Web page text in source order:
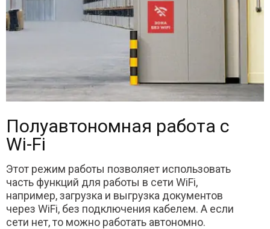
Полуавтономная работа с
Wi-Fi
Этот режим работы позволяет использовать
часть функций для работы в сети WiFi,
например, загрузка и выгрузка документов
через WiFi, без подключения кабелем. А если
сети нет, то можно работать автономно.